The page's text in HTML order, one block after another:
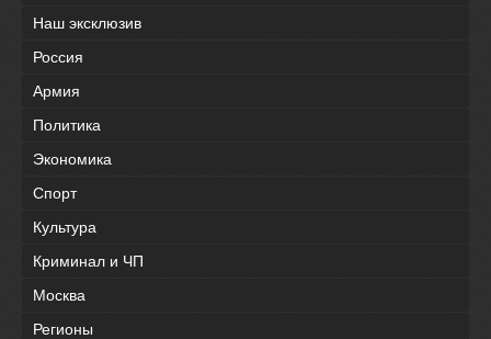
Наш эксклюзив
Россия
Армия
Политика
Экономика
Спорт
Культура
Криминал и ЧП
Москва
Регионы